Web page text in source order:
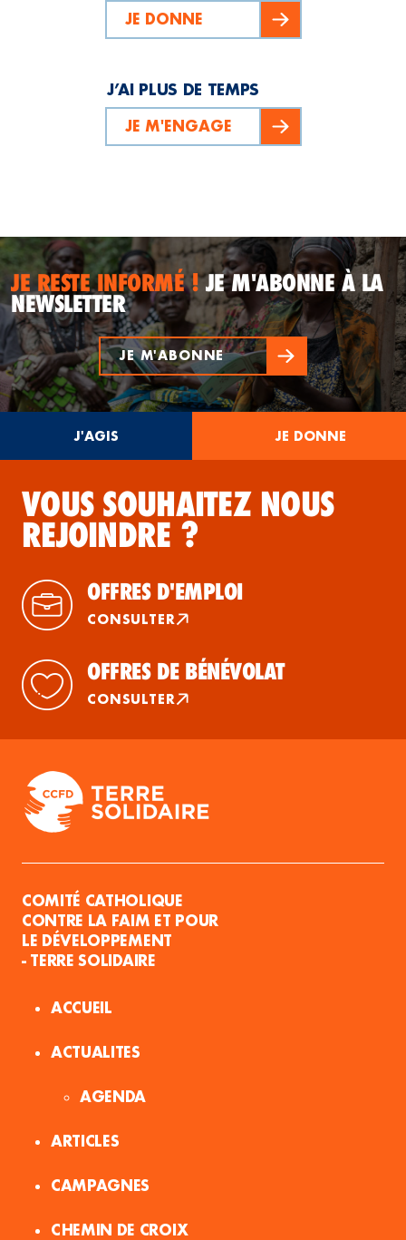
JE DONNE
J’AI PLUS DE TEMPS
JE M'ENGAGE
JE RESTE INFORMÉ !JE M'ABONNE À LA
NEWSLETTER
JE M'ABONNE
J'AGIS JE DONNE
VOUS SOUHAITEZ NOUS
REJOINDRE ?
OFFRES D'EMPLOI
CONSULTER
OFFRES DE BÉNÉVOLAT
CONSULTER
COMITÉ CATHOLIQUE
CONTRE LA FAIM ET POUR
LE DÉVELOPPEMENT
- TERRE SOLIDAIRE
ACCUEIL
ACTUALITES
AGENDA
ARTICLES
CAMPAGNES
CHEMIN DE CROIX